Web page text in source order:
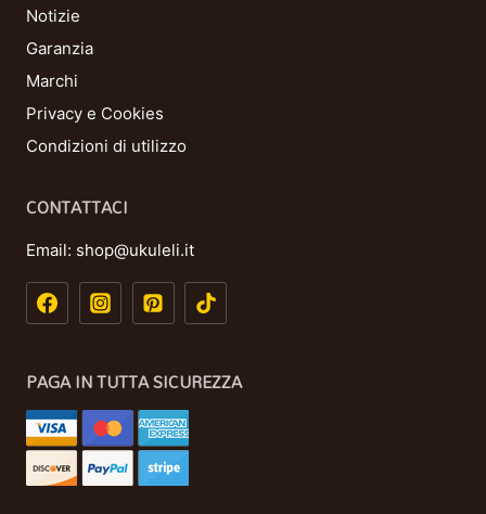
Notizie
Garanzia
Marchi
Privacy e Cookies
Condizioni di utilizzo
CONTATTACI
Email: shop@ukuleli.it
PAGA IN TUTTA SICUREZZA